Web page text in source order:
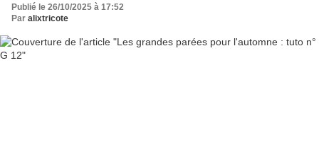
Publié le 26/10/2025 à 17:52
Par alixtricote